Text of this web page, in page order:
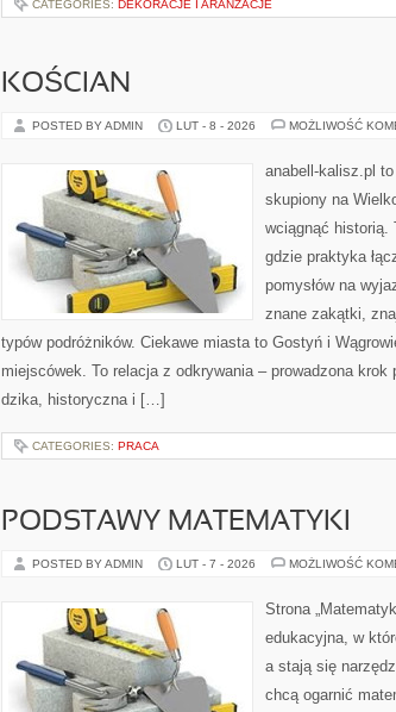
CATEGORIES: DEKORACJE I ARANŻACJE
KOŚCIAN
POSTED BY ADMIN LUT - 8 - 2026 MOŻLIWOŚĆ
anabell-kalisz.pl
skupiony na
wciągnąć historią.
gdzie praktyka
pomysłów na
znane zakątki,
typów podróżników. Ciekawe miasta to Gostyń i
miejscówek. To relacja z odkrywania – prowadzona
dzika, historyczna i […]
CATEGORIES: PRACA
PODSTAWY MATEMATYKI
POSTED BY ADMIN LUT - 7 - 2026 MOŻLIWOŚĆ
Strona
edukacyjna, w
a stają się
chcą ogarnić